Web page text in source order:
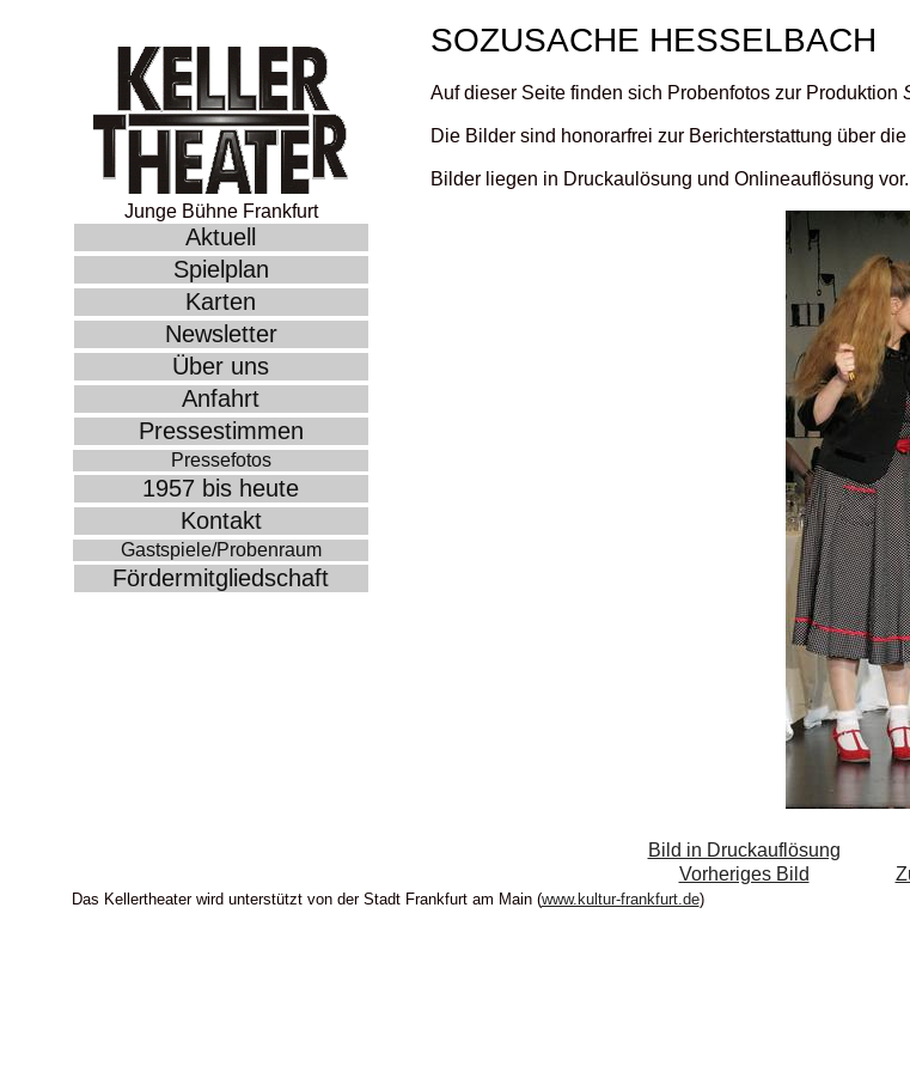
Junge Bühne Frankfurt
Aktuell
Spielplan
Karten
Newsletter
Über uns
Anfahrt
Pressestimmen
Pressefotos
1957 bis heute
Kontakt
Gastspiele/Probenraum
Fördermitgliedschaft
SOZUSACHE HESSELBACH
Auf dieser Seite finden sich Probenfotos zur Produktion
Die Bilder sind honorarfrei zur Berichterstattung über
Bilder liegen in Druckaulösung und Onlineauflösung vor.
Bild in Druckauflösung
Vorheriges Bild
Das Kellertheater wird unterstützt von der Stadt Frankfurt am Main (www.kultur-frankfurt.de)